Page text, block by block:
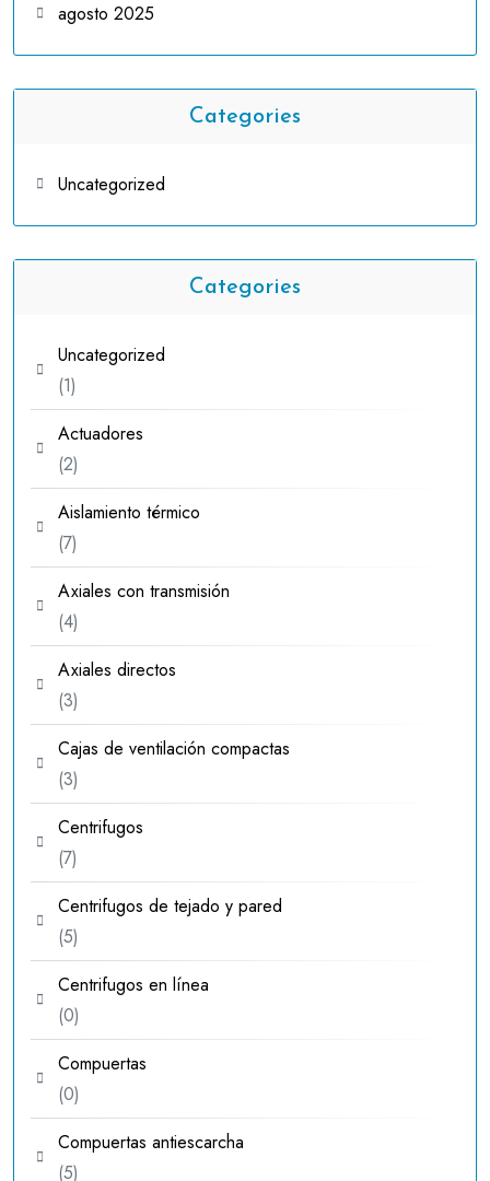
agosto 2025
Categories
Uncategorized
Categories
Uncategorized
11
producto
Actuadores
22
productos
Aislamiento térmico
77
productos
Axiales con transmisión
44
productos
Axiales directos
33
productos
Cajas de ventilación compactas
33
productos
Centrifugos
77
productos
Centrifugos de tejado y pared
55
productos
Centrifugos en línea
00
productos
Compuertas
00
productos
Compuertas antiescarcha
55